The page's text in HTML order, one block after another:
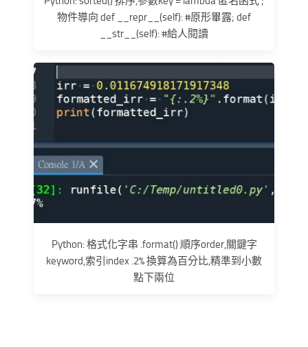
物件導向 def __repr__(self): #原形畢露; def
__str__(self): #給人閱讀
Python: 格式化字串 .format() 順序order,關鍵字
keyword,索引index .2% 換算為百分比,精準到小數
點下兩位